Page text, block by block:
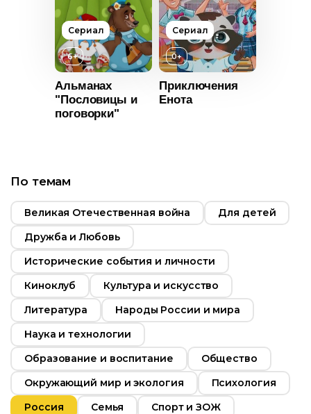
Русский
Сериал
6+
Альманах
"Пословицы и
поговорки"
Сериал
0+
Приключения
Енота
По темам
Великая Отечественная война
Для детей
Дружба и Любовь
Исторические события и личности
Киноклуб
Культура и искусство
Литература
Народы России и мира
Наука и технологии
Образование и воспитание
Общество
Окружающий мир и экология
Психология
Россия
Семья
Спорт и ЗОЖ